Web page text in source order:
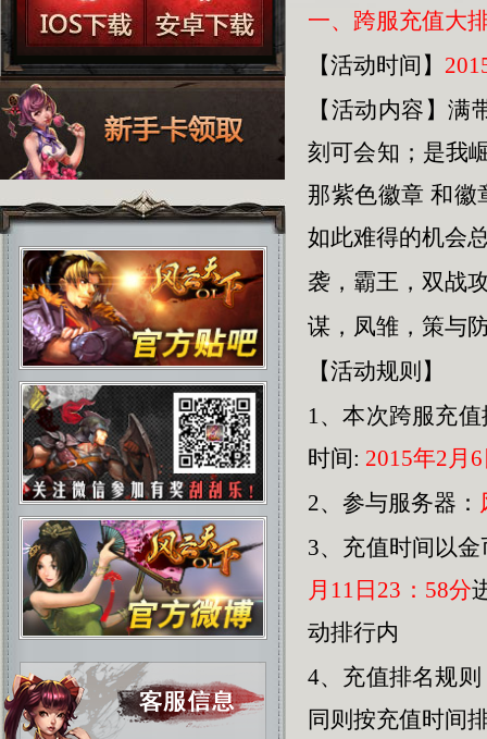
一、跨服充值大
【活动时间】
【活动内容】
刻可会知；是我
那紫色徽章 和徽
如此难得的机会
袭，霸王，双战
谋，凤雏，策与
【活动规则】
1、本次跨服充
时间: 2015年2月
2、参与服务器：
3、 充值时间以
月11日23：58分
动排行内
4、充值排名规
同则按充值时间